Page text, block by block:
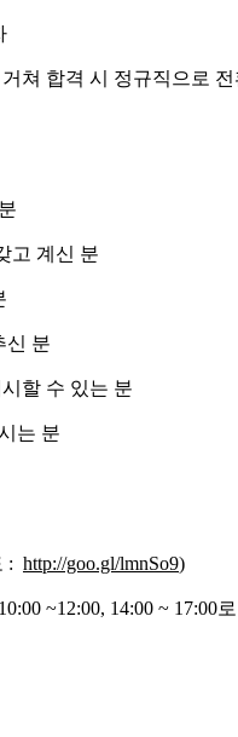
쳐 합격 시 정규직으로
고 계신 분
신 분
할 수 있는 분
는 분
: http://goo.gl/lmnSo9)
~12:00, 14:00 ~ 17:00로